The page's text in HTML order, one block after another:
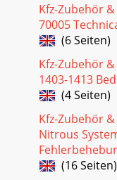
Retard Circu
Seite 36
41IGNITION &
marine and oval
can be transmit-
Seite 37
IGNITION &
NO.Red
locks let you kn
Kfz-Zubehör
70005
(6 Seiten)
Kfz-Zubehör
1403-1413
(4 Seiten)
Kfz-Zubehör
Nitrous
(16 Seiten)